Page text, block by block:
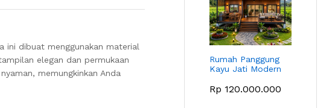
ini dibuat menggunakan material
elegan dan permukaan
memungkinkan Anda
Rumah Panggung
Kayu Jati Modern
Rp 120.000.000